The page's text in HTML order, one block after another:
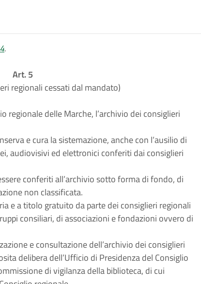
.
Art. 5
regionali cessati dal mandato)
regionale delle Marche, l’archivio dei consiglieri
e cura la sistemazione, anche con l’ausilio di
audiovisivi ed elettronici conferiti dai consiglieri
conferiti all’archivio sotto forma di fondo, di
non classificata.
e a titolo gratuito da parte dei consiglieri regionali
consiliari, di associazioni e fondazioni ovvero di
e consultazione dell’archivio dei consiglieri
delibera dell’Ufficio di Presidenza del Consiglio
di vigilanza della biblioteca, di cui